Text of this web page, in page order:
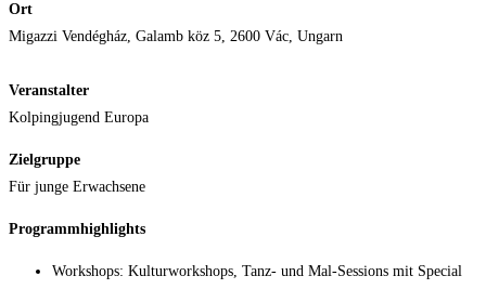
Ort
Migazzi Vendégház, Galamb köz 5, 2600 Vác, Ungarn
Veranstalter
Kolpingjugend Europa
Zielgruppe
Für junge Erwachsene
Programmhighlights
Workshops: Kulturworkshops, Tanz- und Mal-Sessions mit Special